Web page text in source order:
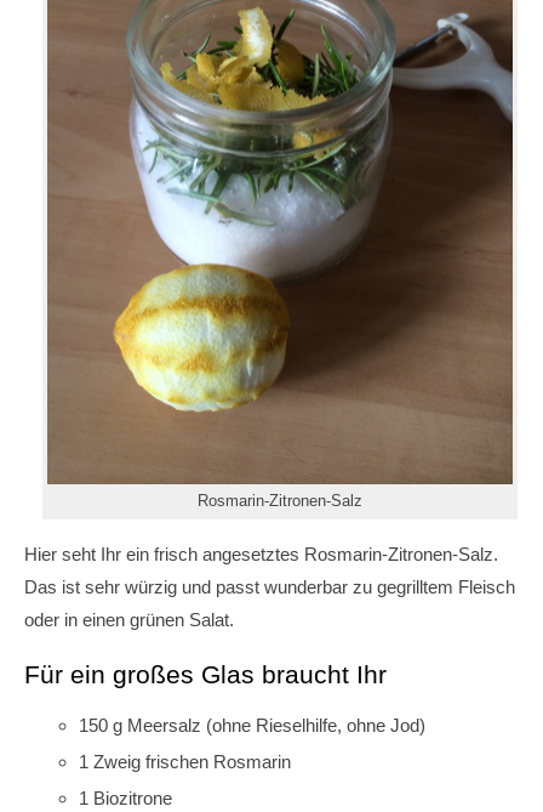
Rosmarin-Zitronen-Salz
Hier seht Ihr ein frisch angesetztes Rosmarin-Zitronen-Salz.
Das ist sehr würzig und passt wunderbar zu gegrilltem Fleisch
oder in einen grünen Salat.
Für ein großes Glas braucht Ihr
150 g Meersalz (ohne Rieselhilfe, ohne Jod)
1 Zweig frischen Rosmarin
1 Biozitrone